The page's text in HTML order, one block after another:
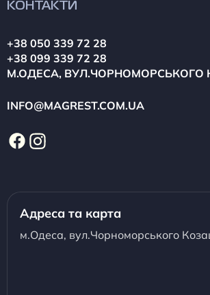
КОНТАКТИ
+38 050 339 72 28
+38 099 339 72 28
М.ОДЕСА, ВУЛ.ЧОРНОМОРСЬКОГО
INFO@MAGREST.COM.UA
Адреса та карта
м.Одеса, вул.Чорноморського